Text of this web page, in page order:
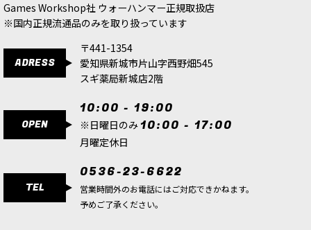
Games Workshop社 ウォーハンマー正規取扱店
※国内正規流通品のみを取り扱っています
ADRESS
〒441-1354
愛知県新城市片山字西野畑545
スギ薬局新城店2階
OPEN
10:00 - 19:00
※日曜日のみ 10:00 - 17:00
月曜定休日
TEL
0536-23-6622
営業時間外のお電話にはご対応できかねます。
予めご了承ください。